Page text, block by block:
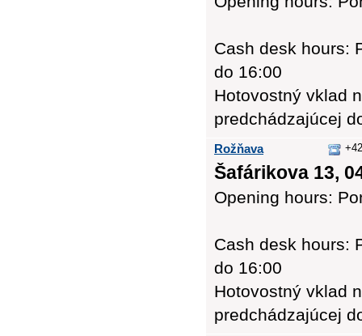
Cash desk hours:
do 16:00
Hotovostný vklad
predchádzajúcej
Rožňava
Šafárikova 13,
Opening hours:
Cash desk hours:
do 16:00
Hotovostný vklad
predchádzajúcej